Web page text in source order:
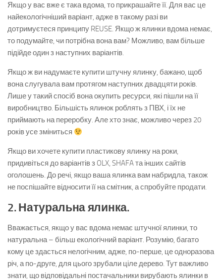
Якщо у вас вже є така вдома, то прикрашайте її. Для вас це
найекологічніший варіант, адже в такому разі ви
дотримуєтеся принципу REUSE. Якщо ж ялинки вдома немає,
то подумайте, чи потрібна вона вам? Можливо, вам більше
підійде один з наступних варіантів.
Якщо ж ви надумаєте купити штучну ялинку, бажано, щоб
вона слугувала вам протягом наступних двадцяти років.
Лише у такий спосіб вона окупить ресурси, які пішли на її
виробництво. Більшість ялинок роблять з ПВХ, і їх не
приймають на переробку. Але хто знає, можливо через 20
років усе зміниться
Якщо ви хочете купити пластикову ялинку на роки,
придивіться до варіантів з OLX, SHAFA та інших сайтів
оголошень. До речі, якщо ваша ялинка вам набридла, також
не поспішайте відносити її на смітник, а спробуйте продати.
2. Натуральна ялинка.
Вважається, якщо у вас вдома немає штучної ялинки, то
натуральна – більш екологічний варіант. Розумію, багато
кому це здасться нелогічним, адже, по-перше, це одноразова
річ, а по-друге, для цього зрубали ціле дерево. Тут важливо
знати, що відповідальні постачальники вирубають ялинки в